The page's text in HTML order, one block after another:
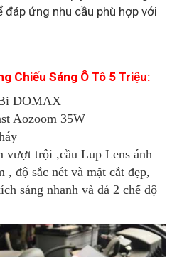
ứng nhu cầu phù hợp với
Chiếu Sáng Ô Tô 5 Triệu:
DOMAX
Aozoom 35W
vượt trội ,cầu Lup Lens ánh
, độ sắc nét và mặt cắt đẹp,
sáng nhanh và đá 2 chế độ